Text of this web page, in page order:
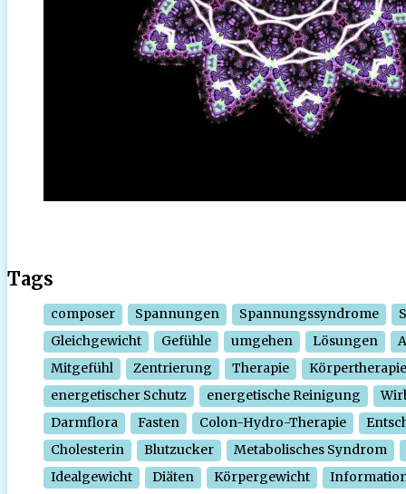
Tags
composer Spannungen Spannungssyndrome
Gleichgewicht
Gefühle umgehen Lösungen
Mitgefühl
Zentrierung Therapie
Körpertherapie
energetischer Schutz
energetische Reinigung
Darmflora
Fasten Colon-Hydro-Therapie
Cholesterin
Blutzucker
Metabolisches Syndrom
Idealgewicht
Diäten Körpergewicht